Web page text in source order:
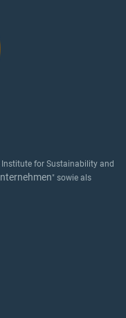
Institute for Sustainability and
" sowie als